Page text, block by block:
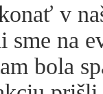
v
sme na
bola